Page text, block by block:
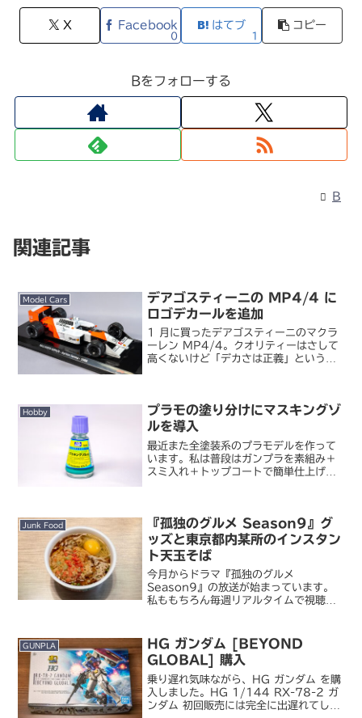
X Facebook
0
はてブ
1
コピー
Bをフォローする
B
関連記事
Model Cars
デアゴスティーニの MP4/4 に
ロゴデカールを追加
1 月に買ったデアゴスティーニのマクラ
ーレン MP4/4。クオリティーはさして
高くないけど「デカさは正義」という感
ないからの...
Hobby
プラモの塗り分けにマスキングゾ
ルを導入
最近また全塗装系のプラモデルを作って
います。私は普段はガンプラを素組み＋
スミ入れ＋トップコートで簡単仕上げし
い塗り分けが必要。今まで...
Junk Food
『孤独のグルメ Season9』グ
ッズと東京都内某所のインスタン
ト天玉そば
今月からドラマ『孤独のグルメ
Season9』の放送が始まっています。
私ももちろん毎週リアルタイムで視聴
製グッズの販売が開始されたので東京駅
の「テレ東本舗。」まで買いに...
GUNPLA
HG ガンダム [BEYOND
GLOBAL] 購入
乗り遅れ気味ながら、HG ガンダム を購
入しました。HG 1/144 RX-78-2 ガ
ンダム 初回販売には完全に出遅れてしま